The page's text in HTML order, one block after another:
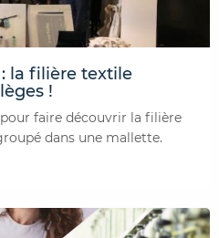
la filière textile
!
faire découvrir la filière
dans une mallette.